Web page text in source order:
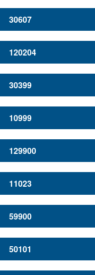
30607
120204
30399
10999
129900
11023
59900
50101